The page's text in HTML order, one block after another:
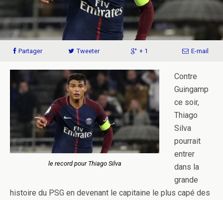
Partager Tweeter + 1 E-mail
le record pour Thiago Silva
Contre
Guingamp
ce soir,
Thiago
Silva
pourrait
entrer
dans la
grande
histoire du PSG en devenant le capitaine le plus capé des